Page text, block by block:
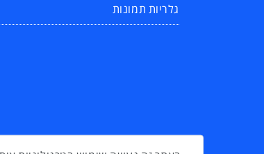
גלריות תמונות